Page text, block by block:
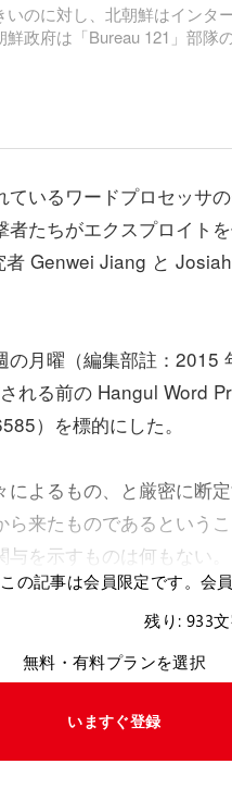
のに対し、北朝鮮はイン
政府は「Bureau 121」部隊
いるワードプロセッサ
者たちがエクスプロイト
者 Genwei Jiang と
の月曜（編集部註：2015
れる前の Hangul Word
）を標的にした。
によるもの、と厳密に断
ら来たものであるとい
を示すものは何もない。
この記事は会員限定です。会
残り: 933
無料・有料プランを選択
いますぐ登録